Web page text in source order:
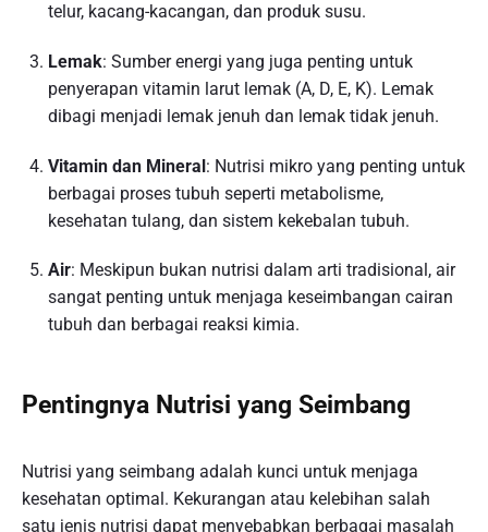
telur, kacang-kacangan, dan produk susu.
Lemak: Sumber energi yang juga penting untuk
penyerapan vitamin larut lemak (A, D, E, K). Lemak
dibagi menjadi lemak jenuh dan lemak tidak jenuh.
Vitamin dan Mineral: Nutrisi mikro yang penting untuk
berbagai proses tubuh seperti metabolisme,
kesehatan tulang, dan sistem kekebalan tubuh.
Air: Meskipun bukan nutrisi dalam arti tradisional, air
sangat penting untuk menjaga keseimbangan cairan
tubuh dan berbagai reaksi kimia.
Pentingnya Nutrisi yang Seimbang
Nutrisi yang seimbang adalah kunci untuk menjaga
kesehatan optimal. Kekurangan atau kelebihan salah
satu jenis nutrisi dapat menyebabkan berbagai masalah